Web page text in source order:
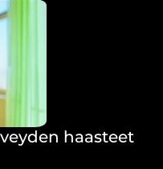
haasteet